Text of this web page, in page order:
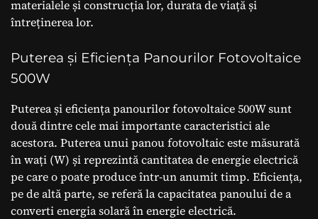
materialele și construcția lor, durata de viață și
întreținerea lor.
Puterea și Eficiența Panourilor Fotovoltaice
500W
Puterea și eficiența panourilor fotovoltaice 500W sunt
două dintre cele mai importante caracteristici ale
acestora. Puterea unui panou fotovoltaic este măsurată
în wați (W) și reprezintă cantitatea de energie electrică
pe care o poate produce într-un anumit timp. Eficiența,
pe de altă parte, se referă la capacitatea panoului de a
converti energia solară în energie electrică.